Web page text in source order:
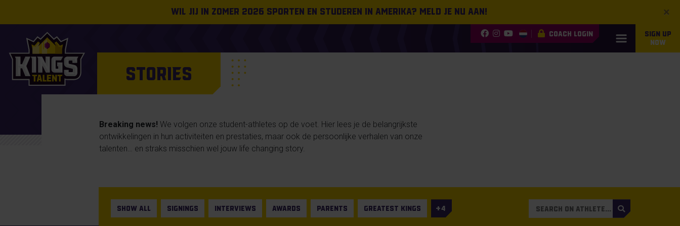
×
Wil jij in zomer 2026 sporten en studeren in Amerika? Meld je nu aan!
COACH LOGIN
SIGN UP
NOW
STORIES
Breaking news! We volgen onze student-athletes op de voet. Hier lees je de belangrijkste
ontwikkelingen in hun activiteiten en prestaties, maar ook de persoonlijke verhalen van onze
talenten… en straks misschien wel jouw life changing story.
SHOW ALL SIGNINGS INTERVIEWS AWARDS PARENTS GREATEST KINGS 4